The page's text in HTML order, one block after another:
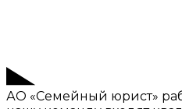
АО «Семейный юрист»